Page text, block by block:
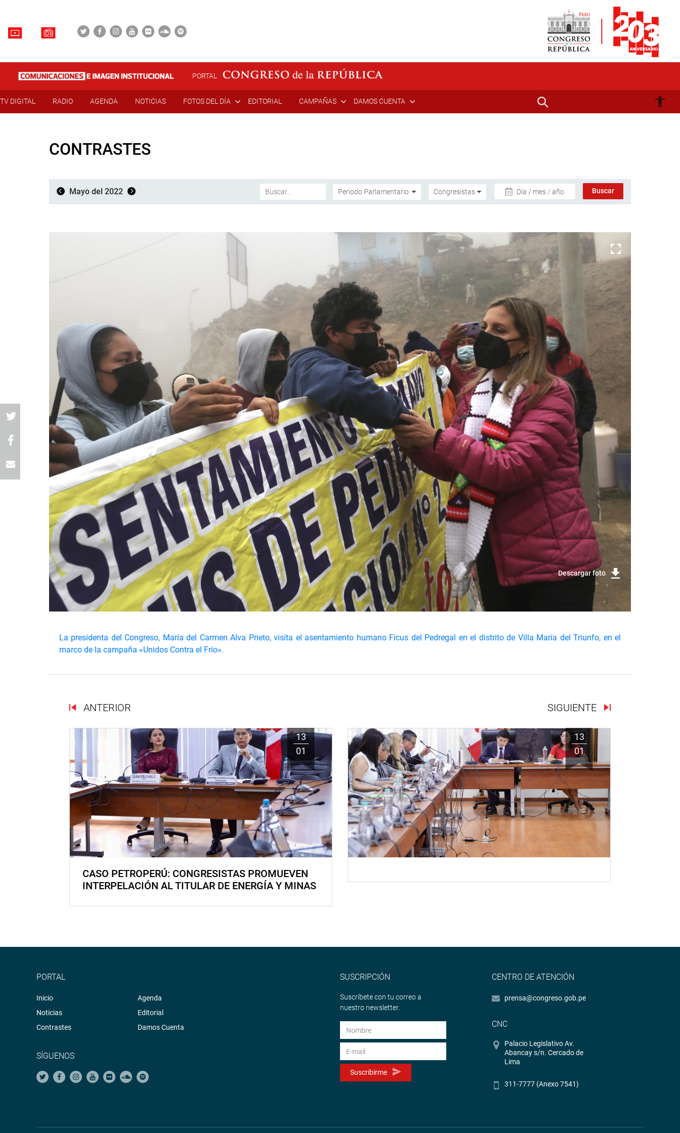
PORTAL
TV DIGITAL RADIO AGENDA NOTICIAS FOTOS DEL DÍA EDITORIAL CAMPAÑAS DAMOS CUENTA
CONTRASTES
Mayo del 2022 Día / mes / año
Descargar foto
La presidenta del Congreso, María del Carmen Alva Prieto, visita el asentamiento humano Ficus del Pedregal en el distrito de Villa María del Triunfo, en el
marco de la campaña «Unidos Contra el Frío».
ANTERIOR SIGUIENTE
13
01
CASO PETROPERÚ: CONGRESISTAS PROMUEVEN
INTERPELACIÓN AL TITULAR DE ENERGÍA Y MINAS
13
01
PORTAL
Inicio
Noticias
Contrastes
Agenda
Editorial
Damos Cuenta
SÍGUENOS
SUSCRIPCIÓN
Suscríbete con tu correo a
nuestro newsletter.
Suscribirme
CENTRO DE ATENCIÓN
prensa@congreso.gob.pe
CNC
Palacio Legislativo Av.
Abancay s/n. Cercado de
Lima
311-7777 (Anexo 7541)